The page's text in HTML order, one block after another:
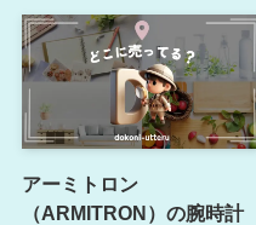
アーミトロン
（ARMITRON）の腕時計